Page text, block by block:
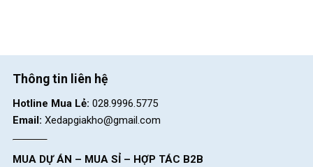
Thông tin liên hệ
Hotline Mua Lẻ: 028.9996.5775
Email: Xedapgiakho@gmail.com
MUA DỰ ÁN – MUA SỈ – HỢP TÁC B2B